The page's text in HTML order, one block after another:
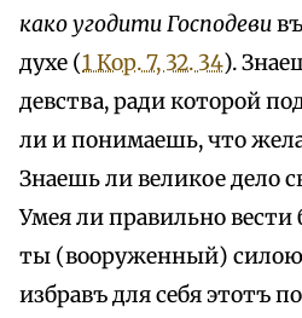
како угодити Господеви
духе (1 Кор. 7, 32. 34).
девства, ради которой
ли и понимаешь, что
Знаешь ли великое дело
Умея ли правильно вести
ты (вооруженный) силою
избравъ для себя этотъ